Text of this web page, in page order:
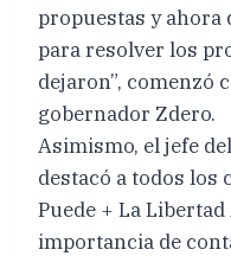
propuestas y ahora
para resolver los
dejaron”, comenzó
gobernador Zdero.
Asimismo, el jefe
destacó a todos los
Puede + La
importancia de